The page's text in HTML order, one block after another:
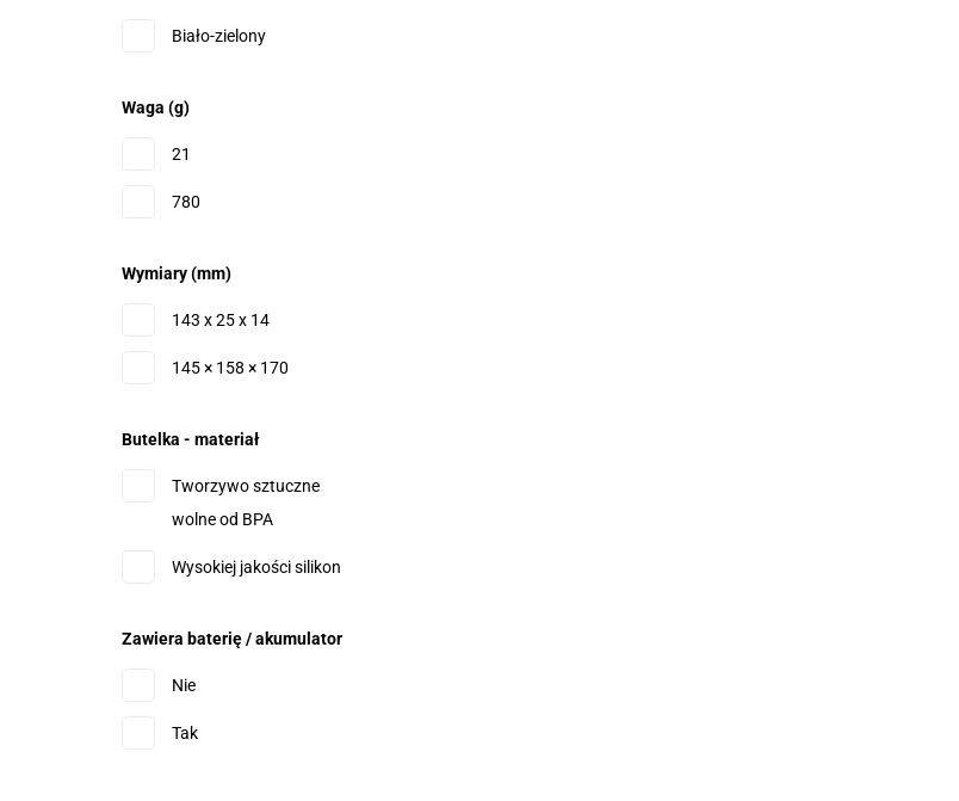
Biało-zielony
Waga (g)
21
780
Wymiary (mm)
143 x 25 x 14
145 × 158 × 170
Butelka - materiał
Tworzywo sztuczne
wolne od BPA
Wysokiej jakości silikon
Zawiera baterię / akumulator
Nie
Tak